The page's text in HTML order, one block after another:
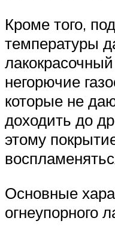
Кроме того,
температуры
негорючие
которые не
доходить до
этому
Основные
огнеупорного